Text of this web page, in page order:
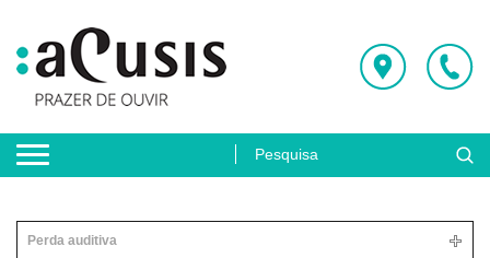
Perda auditiva